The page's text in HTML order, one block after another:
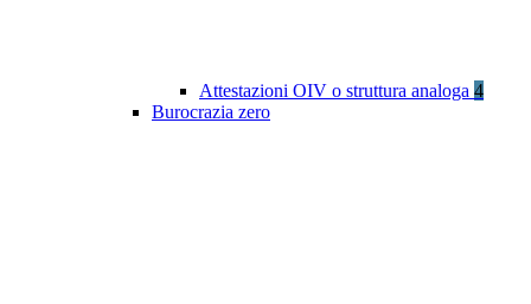
Attestazioni OIV o struttura analoga 4
Burocrazia zero